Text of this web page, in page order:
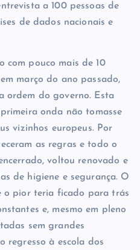
a 100 pessoas de
de dados nacionais e
com pouco mais de 10
março do ano passado,
ordem do governo. Esta
onda não tomasse
vizinhos europeus. Por
as regras e todo o
voltou renovado e
de higiene e segurança. O
o pior teria ficado para trás
e, mesmo em pleno
sem grandes
regresso à escola dos